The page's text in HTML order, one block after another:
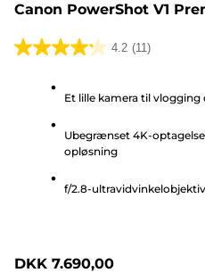
Canon PowerShot V1
4.2 (11)
4.2
stjerner.
anmeldelser
Et lille kamera til
Ubegrænset 4K-
opløsning
f/2.8-
DKK 7.690,00